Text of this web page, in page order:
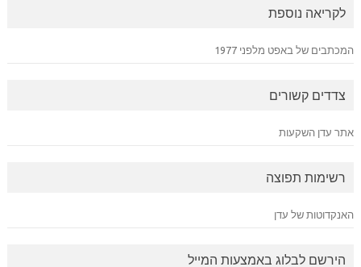
לקריאה נוספת
המכתבים של באפט מלפני 1977
צדדים קשורים
אתר עדן השקעות
רשימות תפוצה
האנקדוטות של עדן
הירשם לבלוג באמצעות המייל